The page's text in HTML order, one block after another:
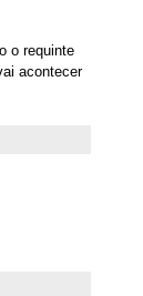
o requinte
acontecer